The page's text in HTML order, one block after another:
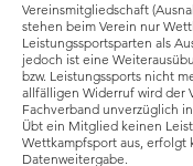
Vereinsmitgliedschaft
stehen beim Verein nur
Leistungssportsparten als
jedoch ist eine
bzw. Leistungssports nicht
allfälligen Widerruf wird der
Fachverband unverzüglich
Übt ein Mitglied keinen
Wettkampfsport aus, erfolgt
Datenweitergabe.